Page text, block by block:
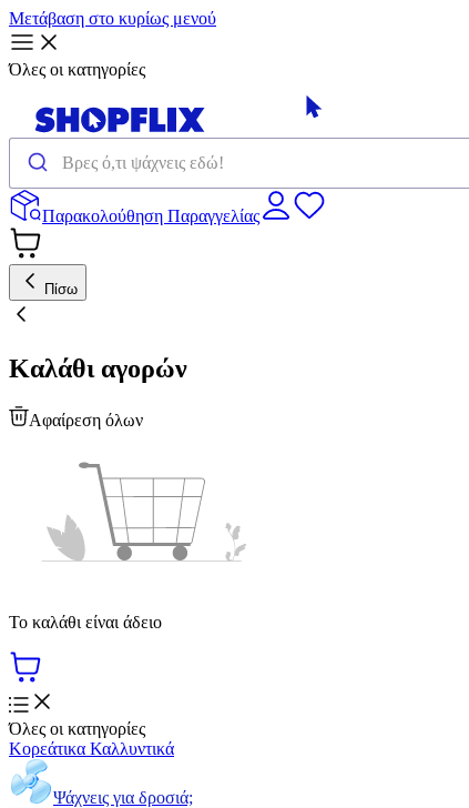
Μετάβαση στο κυρίως μενού
Όλες οι κατηγορίες
Παρακολούθηση Παραγγελίας
Πίσω
Καλάθι αγορών
Αφαίρεση όλων
Το καλάθι είναι άδειο
Όλες οι κατηγορίες
Κορεάτικα Καλλυντικά
Ψάχνεις για δροσιά;